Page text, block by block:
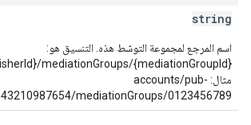
string
اسم المرجع لمجموعة التوسّط هذه. التنسيق هو:
مثال: accounts/pub-
mediationGroups/0123456789